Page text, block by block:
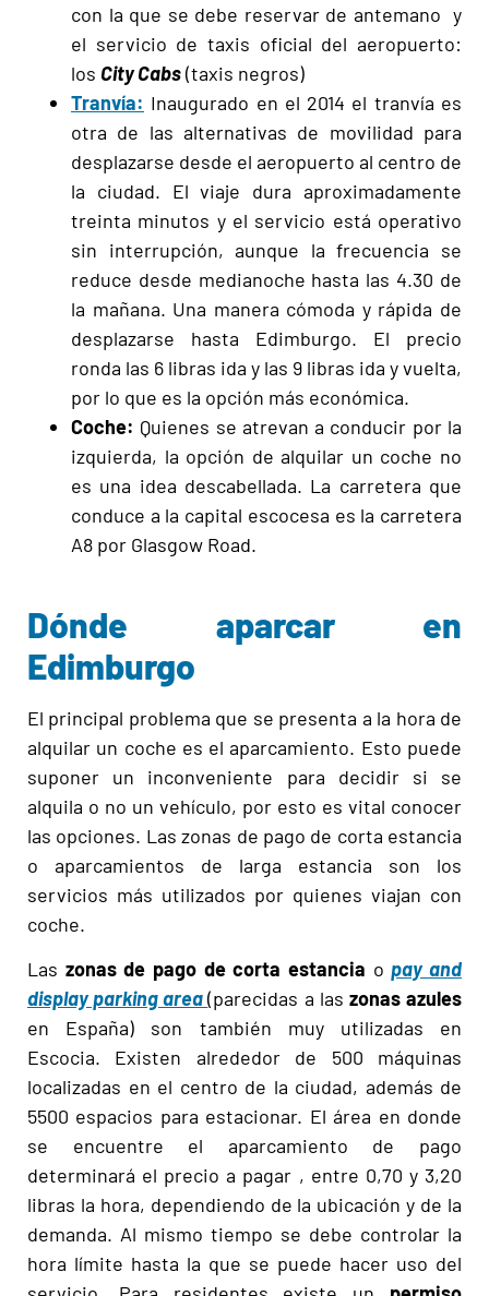
con la que se debe reservar de antemano y
el servicio de taxis oficial del aeropuerto:
los City Cabs(taxis negros)
Tranvía: Inaugurado en el 2014 el tranvía es
otra de las alternativas de movilidad para
desplazarse desde el aeropuerto al centro de
la ciudad. El viaje dura aproximadamente
treinta minutos y el servicio está operativo
sin interrupción, aunque la frecuencia se
reduce desde medianoche hasta las 4.30 de
la mañana. Una manera cómoda y rápida de
desplazarse hasta Edimburgo. El precio
ronda las 6 libras ida y las 9 libras ida y vuelta,
por lo que es la opción más económica.
Coche: Quienes se atrevan a conducir por la
izquierda, la opción de alquilar un coche no
es una idea descabellada. La carretera que
conduce a la capital escocesa es la carretera
A8 por Glasgow Road.
Dónde aparcar en
Edimburgo
El principal problema que se presenta a la hora de
alquilar un coche es el aparcamiento. Esto puede
suponer un inconveniente para decidir si se
alquila o no un vehículo, por esto es vital conocer
las opciones. Las zonas de pago de corta estancia
o aparcamientos de larga estancia son los
servicios más utilizados por quienes viajan con
coche.
Las zonas de pago de corta estancia opay and
display parking area(parecidas a las zonas azules
en España) son también muy utilizadas en
Escocia. Existen alrededor de 500 máquinas
localizadas en el centro de la ciudad, además de
5500 espacios para estacionar. El área en donde
se encuentre el aparcamiento de pago
determinará el precio a pagar , entre 0,70 y 3,20
libras la hora, dependiendo de la ubicación y de la
demanda. Al mismo tiempo se debe controlar la
hora límite hasta la que se puede hacer uso del